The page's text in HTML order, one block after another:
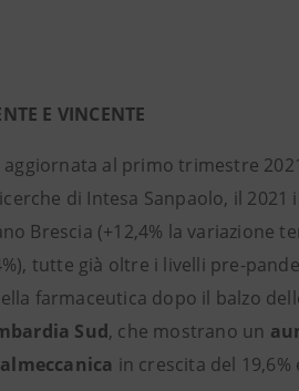
E VINCENTE
aggiornata al primo trimestre
di Intesa Sanpaolo, il 2021
Brescia (+12,4% la variazione
tutte già oltre i livelli pre-
farmaceutica dopo il balzo
Sud, che mostrano un
in crescita del